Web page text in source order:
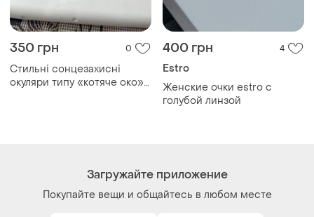
350 грн 0
Стильні сонцезахисні
окуляри типу «котяче око»
400 грн 4
Estro
Женские очки estro с
голубой линзой
Загружайте приложение
Покупайте вещи и общайтесь в любом месте